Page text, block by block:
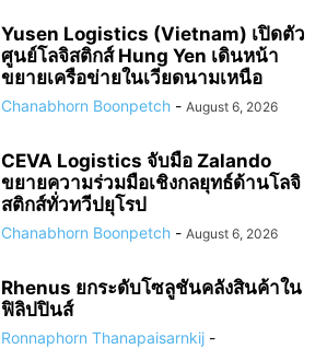
Yusen Logistics (Vietnam) เปิดตัว
ศูนย์โลจิสติกส์ Hung Yen เดินหน้า
ขยายเครือข่ายในเวียดนามเหนือ
Chanabhorn Boonpetch - August 6, 2026
CEVA Logistics จับมือ Zalando
ขยายความร่วมมือเชิงกลยุทธ์ด้านโลจิ
สติกส์ทั่วทวีปยุโรป
Chanabhorn Boonpetch - August 6, 2026
Rhenus ยกระดับโซลูชันคลังสินค้าใน
ฟิลิปปินส์
Ronnaphorn Thanapaisarnkij -